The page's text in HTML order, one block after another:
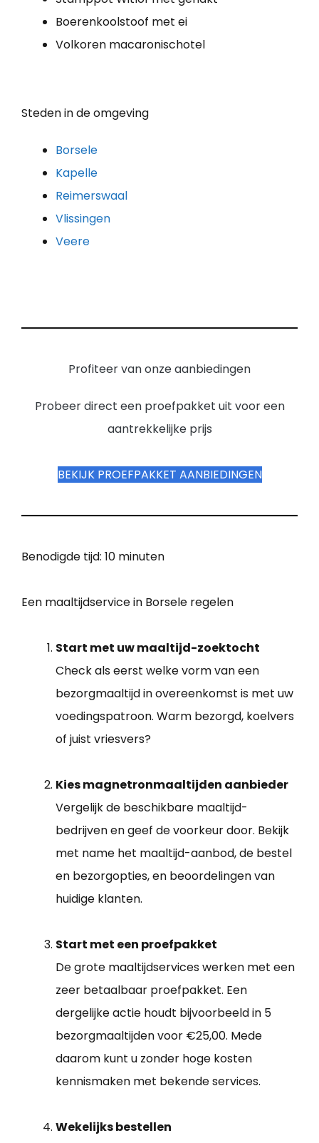
Boe­ren­kool­stoof met ei
Volkoren macaronischotel
Steden in de omgeving
Borsele
Kapelle
Reimerswaal
Vlissingen
Veere
Profiteer van onze aanbiedingen
Probeer direct een proefpakket uit voor een
aantrekkelijke prijs
BEKIJK PROEFPAKKET AANBIEDINGEN
Benodigde tijd: 10 minuten
Een maaltijdservice in Borsele regelen
Start met uw maaltijd-zoektocht
Check als eerst welke vorm van een
bezorgmaaltijd in overeenkomst is met uw
voedingspatroon. Warm bezorgd, koelvers
of juist vriesvers?
Kies magnetronmaaltijden aanbieder
Vergelijk de beschikbare maaltijd-
bedrijven en geef de voorkeur door. Bekijk
met name het maaltijd-aanbod, de bestel
en bezorgopties, en beoordelingen van
huidige klanten.
Start met een proefpakket
De grote maaltijdservices werken met een
zeer betaalbaar proefpakket. Een
dergelijke actie houdt bijvoorbeeld in 5
bezorgmaaltijden voor €25,00. Mede
daarom kunt u zonder hoge kosten
kennismaken met bekende services.
Wekelijks bestellen